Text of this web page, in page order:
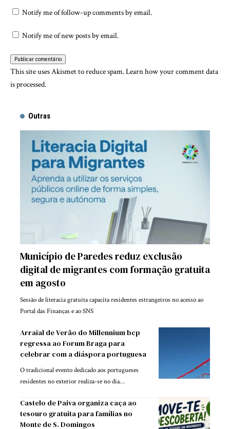
Notify me of follow-up comments by email.
Notify me of new posts by email.
This site uses Akismet to reduce spam.Learn how your comment data
is processed.
Outras
Município de Paredes reduz exclusão
digital de migrantes com formação gratuita
em agosto
Sessão de literacia gratuita capacita residentes estrangeiros no acesso ao
Portal das Finanças e ao SNS
Arraial de Verão do Millennium bcp
regressa ao Forum Braga para
celebrar com a diáspora portuguesa
O tradicional evento dedicado aos portugueses
residentes no exterior realiza-se no dia…
Castelo de Paiva organiza caça ao
tesouro gratuita para famílias no
Monte de S. Domingos